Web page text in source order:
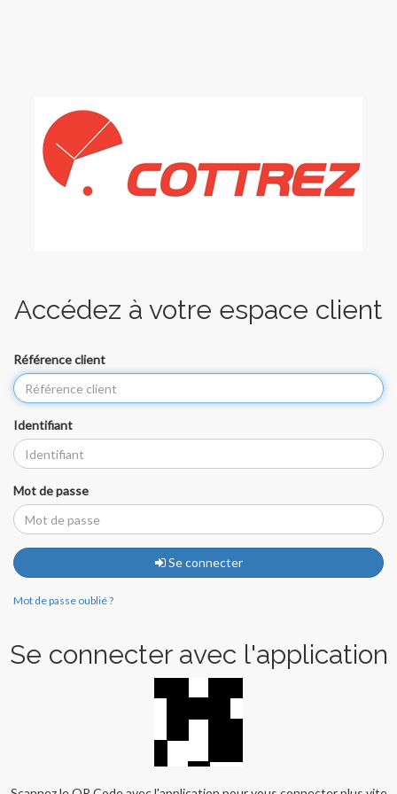
Accédez à votre espace client
Référence client
Identifiant
Mot de passe
Se connecter
Mot de passe oublié ?
Se connecter avec l'application